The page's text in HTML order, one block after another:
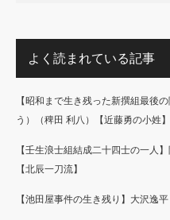
よく読まれている記事
【昭和まで生き残った新撰組最後
う）（稗田 利八）【近藤勇の小姓】
【壬生浪士組結成二十四士の一人
【北辰一刀流】
【池田屋事件の生き残り】大沢逸